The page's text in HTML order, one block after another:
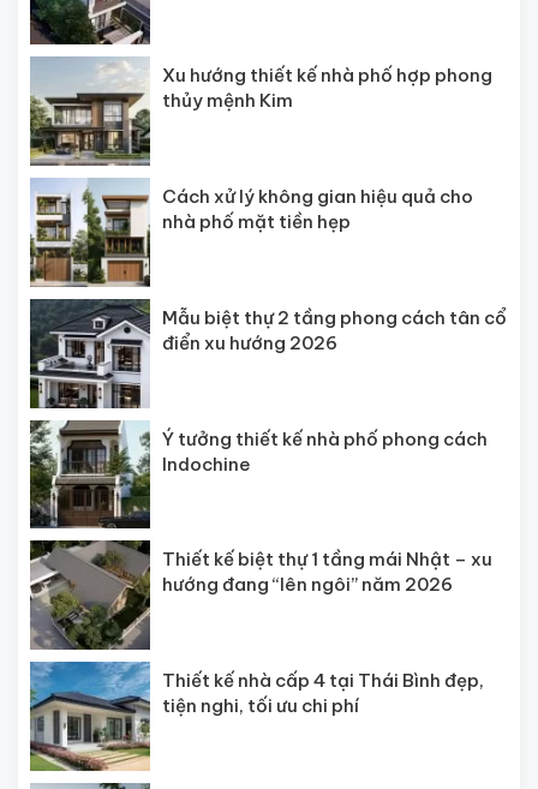
Xu hướng thiết kế nhà phố hợp phong
thủy mệnh Kim
Cách xử lý không gian hiệu quả cho
nhà phố mặt tiền hẹp
Mẫu biệt thự 2 tầng phong cách tân cổ
điển xu hướng 2026
Ý tưởng thiết kế nhà phố phong cách
Indochine
Thiết kế biệt thự 1 tầng mái Nhật – xu
hướng đang “lên ngôi” năm 2026
Thiết kế nhà cấp 4 tại Thái Bình đẹp,
tiện nghi, tối ưu chi phí